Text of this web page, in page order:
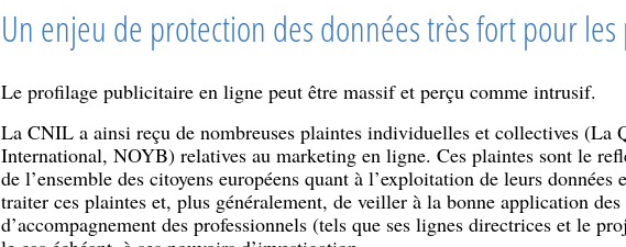
Un enjeu de protection des données très fort pour les
Le profilage publicitaire en ligne peut être massif et perçu comme intrusif.
La CNIL a ainsi reçu de nombreuses plaintes individuelles et collectives (La
International, NOYB) relatives au marketing en ligne. Ces plaintes sont le
de l’ensemble des citoyens européens quant à l’exploitation de leurs
traiter ces plaintes et, plus généralement, de veiller à la bonne application
d’accompagnement des professionnels (tels que ses lignes directrices et le